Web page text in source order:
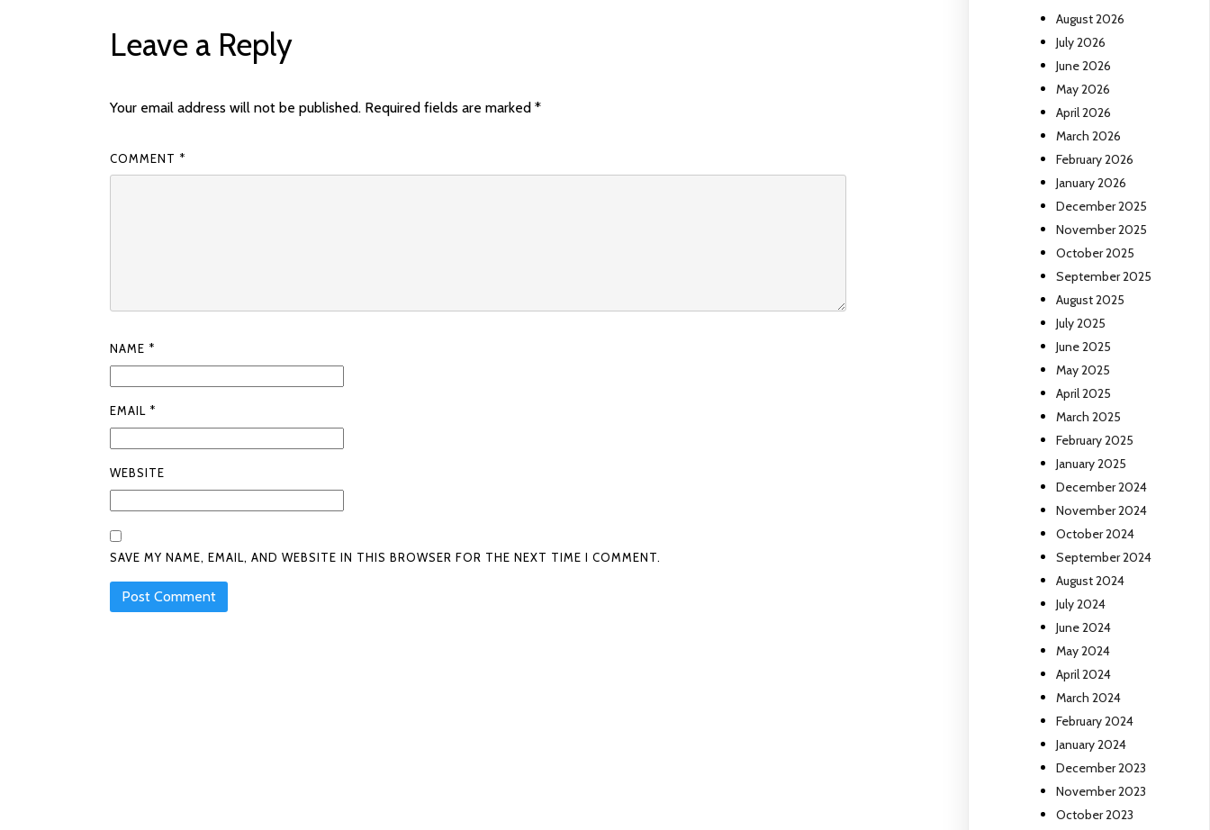
NAVIGATION
Leave a Reply
Your email address will not be published. Required fields are marked *
COMMENT *
NAME *
EMAIL *
WEBSITE
SAVE MY NAME, EMAIL, AND WEBSITE IN THIS BROWSER FOR THE NEXT TIME I COMMENT.
August 2026
July 2026
June 2026
May 2026
April 2026
March 2026
February 2026
January 2026
December 2025
November 2025
October 2025
September 2025
August 2025
July 2025
June 2025
May 2025
April 2025
March 2025
February 2025
January 2025
December 2024
November 2024
October 2024
September 2024
August 2024
July 2024
June 2024
May 2024
April 2024
March 2024
February 2024
January 2024
December 2023
November 2023
October 2023